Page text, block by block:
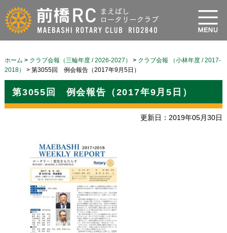
ホーム > クラブ会報（三輪年度 / 2026-2027） > クラブ会報 （小林年度 / 2017-
2018）
> 第3055回 例会報告（2017年9月5日）
第3055回 例会報告（2017年9月5日）
更新日：2019年05月30日